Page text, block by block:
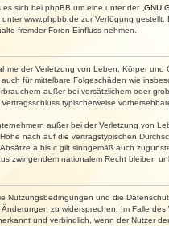
sich bei phpBB um eine unter der „ GNU
www.phpbb.de zur Verfügung
fremder Foren Einfluss nehmen.
der Verletzung von Leben, Körper
für mittelbare Folgeschäden wie
außer bei vorsätzlichem oder
typischerweise
außer bei der Verletzung von
nach auf die vertragstypischen
a bis c gilt sinngemäß auch
zwingendem nationalem Recht bleiben
Nutzungsbedingungen und die
zu widersprechen. Im Falle
und verbindlich, wenn der Nutzer